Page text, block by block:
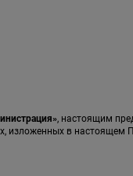
, настоящим
изложенных в настоящем